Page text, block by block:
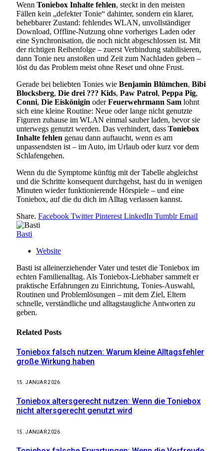
Wenn Toniebox Inhalte fehlen, steckt in den meisten
Fällen kein „defekter Tonie“ dahinter, sondern ein klarer,
behebbarer Zustand: fehlendes WLAN, unvollständiger
Download, Offline-Nutzung ohne vorheriges Laden oder
eine Synchronisation, die noch nicht abgeschlossen ist. Mit
der richtigen Reihenfolge – zuerst Verbindung stabilisieren,
dann Tonie neu anstoßen und Zeit zum Nachladen geben –
löst du das Problem meist ohne Reset und ohne Frust.
Gerade bei beliebten Tonies wie Benjamin Blümchen, Bibi
Blocksberg, Die drei ??? Kids, Paw Patrol, Peppa Pig,
Conni, Die Eiskönigin oderFeuerwehrmann Sam lohnt
sich eine kleine Routine: Neue oder lange nicht genutzte
Figuren zuhause im WLAN einmal sauber laden, bevor sie
unterwegs genutzt werden. Das verhindert, dass Toniebox
Inhalte fehlen genau dann auftaucht, wenn es am
unpassendsten ist – im Auto, im Urlaub oder kurz vor dem
Schlafengehen.
Wenn du die Symptome künftig mit der Tabelle abgleichst
und die Schritte konsequent durchgehst, hast du in wenigen
Minuten wieder funktionierende Hörspiele – und eine
Toniebox, auf die du dich im Alltag verlassen kannst.
Share. Facebook Twitter Pinterest LinkedIn Tumblr Email
Basti
Website
Basti ist alleinerziehender Vater und testet die Toniebox im
echten Familienalltag. Als Toniebox-Liebhaber sammelt er
praktische Erfahrungen zu Einrichtung, Tonies-Auswahl,
Routinen und Problemlösungen – mit dem Ziel, Eltern
schnelle, verständliche und alltagstaugliche Antworten zu
geben.
Related Posts
Toniebox falsch nutzen: Warum kleine Alltagsfehler
große Wirkung haben
15. JANUAR 2026
Toniebox altersgerecht nutzen: Wenn die Toniebox
nicht altersgerecht genutzt wird
15. JANUAR 2026